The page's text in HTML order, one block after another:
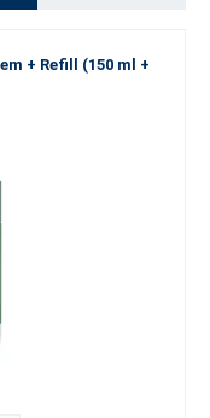
+ Refill (150 ml +